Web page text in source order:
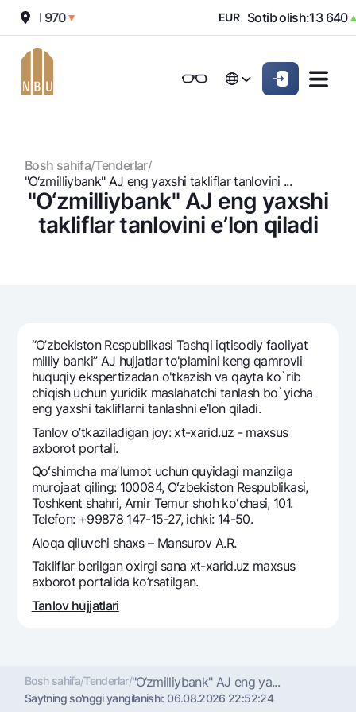
Shaxsiy kabinet
Jismoniy shaxslarga
Kreditlar
Ipoteka
National Green
Talab qilib olinguncha
Yevro
Hamma uchun USD uchun
Talab qilib olinguncha USD
Oltin omonat
NBU’dan oltin quymalar
Kumush omonat
Sayohatchiga
UzCard/HUMO
Visa
Visa FIFA
Mastercard
Ish haqi
Garmin pay
Valyutalar kursi
Eskrou hisobvarag‘i
Aksiyalar
Milliy mobil ilovasi
Ko'p beriladigan savollar
Sayt bo‘yicha qidiring
Ko'p beriladigan savollar
Matbuot markazi
11 970▼ EUR Sotib olish:13 640▲
Ovozni yoqish Shaxsiy kabinet
Bosh sahifa/Tenderlar/
"O‘zmilliybank" AJ eng yaxshi takliflar tanlovini ...
"O‘zmilliybank" AJ eng yaxshi
takliflar tanlovini e’lon qiladi
“O’zbekiston Respublikasi Tashqi iqtisodiy faoliyat
milliy banki” AJ hujjatlar to'plamini keng qamrovli
huquqiy ekspertizadan o'tkazish va qayta ko`rib
chiqish uchun yuridik maslahatchi tanlash bo`yicha
eng yaxshi takliflarni tanlashni e’lon qiladi.
Tanlov o’tkaziladigan joy: xt-xarid.uz - maxsus
axborot portali.
Qoʻshimcha maʼlumot uchun quyidagi manzilga
murojaat qiling: 100084, Oʻzbekiston Respublikasi,
Toshkent shahri, Amir Temur shoh koʻchasi, 101.
Telefon: +99878 147-15-27, ichki: 14-50.
Aloqa qiluvchi shaxs – Mansurov A.R.
Takliflar berilgan oxirgi sana xt-xarid.uz maxsus
axborot portalida ko’rsatilgan.
Tanlov hujjatlari
Bosh sahifa/Tenderlar/"O‘zmilliybank" AJ eng ya...
Saytning so'nggi yangilanishi:06.08.2026 22:52:24